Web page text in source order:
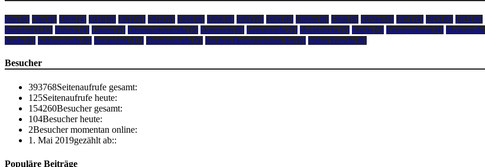
60er(8) 70er(6) 1809 (4) 1910 (6) 1911 (5) 1912 (5) 1928 (6) 1950 (8) 1953 (5) 1956 (6) 1960er(6) 1969 (5) 1970er(5) 1971 (4) 1972 (9) 1974 (6)
Burgdorf(131) Bührke (4) Cramer(5) Dammgartenstraße (5) Feuerwehr(6) Gartenstraße (5) Hochbrücke (5) Kirche (5) Kreissparkasse (4) Marktstraße
Straße (6) Schlossstraße (6) Spittaplatz (17) Theodorstraße (5) Vor dem Hannoverschen Tor(9) Walter Fritsche (6)
Besucher
393768Seitenaufrufe gesamt:
125Seitenaufrufe heute:
154260Besucher gesamt:
104Besucher heute:
2Besucher momentan online:
1. Mai 2019gezählt ab::
Populäre Beiträge